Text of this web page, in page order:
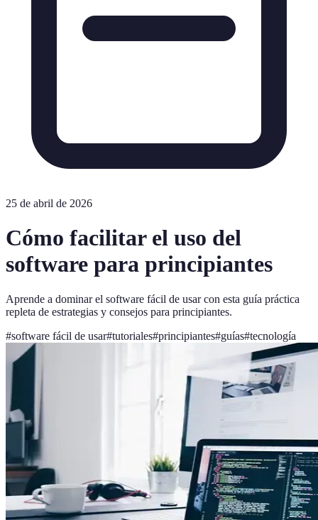
25 de abril de 2026
Cómo facilitar el uso del
software para principiantes
Aprende a dominar el software fácil de usar con esta guía práctica
repleta de estrategias y consejos para principiantes.
#software fácil de usar#tutoriales#principiantes#guías#tecnología